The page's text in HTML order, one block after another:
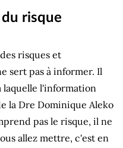
risque
risques et
sert pas à informer. Il
l'information
la Dre Dominique Aleko
pas le risque, il ne
allez mettre, c'est en